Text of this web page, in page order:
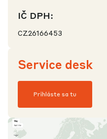
IČ DPH:
CZ26166453
Service desk
Prihláste sa tu